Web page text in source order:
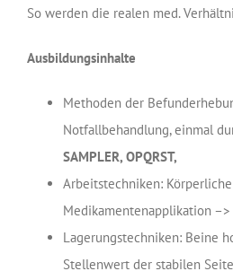
So werden die realen med.
Ausbildungsinhalte
Methoden der
Notfallbehandlung, einmal
SAMPLER, OPQRST,
Arbeitstechniken:
Medikamentenapplikation
Lagerungstechniken: Beine
Stellenwert der stabilen